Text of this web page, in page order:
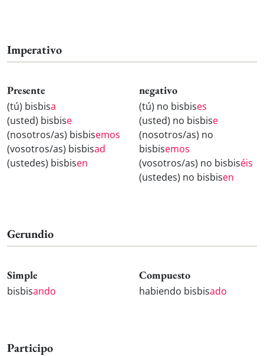
Imperativo
Presente
(tú) bisbisa
(usted) bisbise
(nosotros/as) bisbisemos
(vosotros/as) bisbisad
(ustedes) bisbisen
negativo
(tú) no bisbises
(usted) no bisbise
(nosotros/as) no
bisbisemos
(vosotros/as) no bisbiséis
(ustedes) no bisbisen
Gerundio
Simple
bisbisando
Compuesto
habiendo bisbisado
Participo